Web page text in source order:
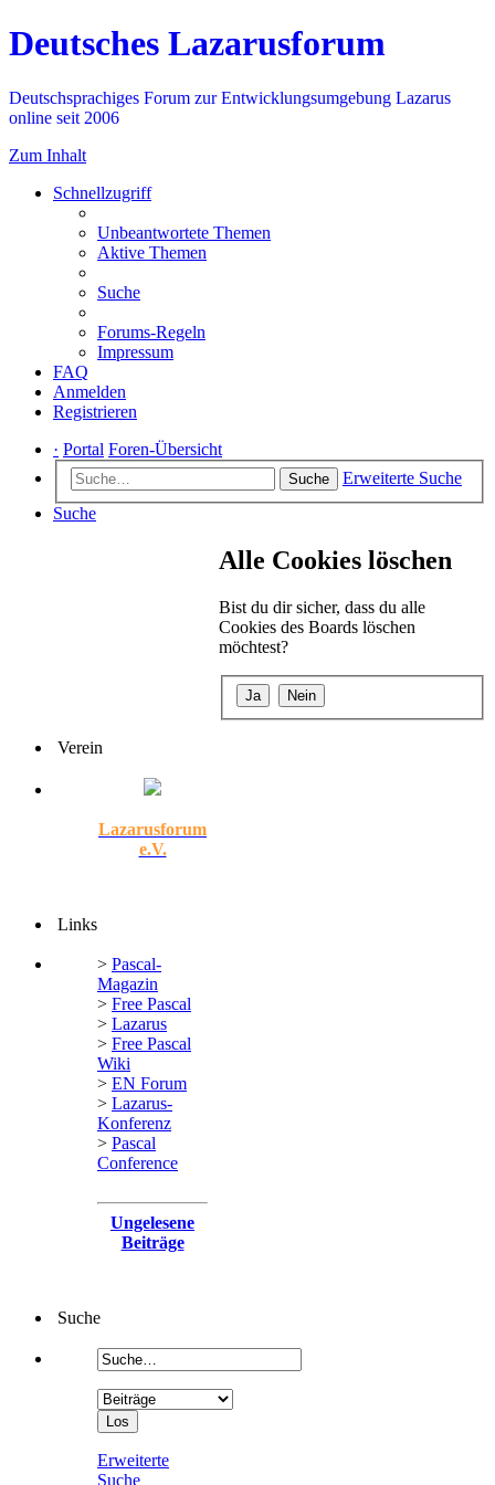
Deutsches Lazarusforum
Deutschsprachiges Forum zur Entwicklungsumgebung Lazarus
online seit 2006
Zum Inhalt
Schnellzugriff
Unbeantwortete Themen
Aktive Themen
Suche
Forums-Regeln
Impressum
FAQ
Anmelden
Registrieren
· Portal Foren-Übersicht
Suche
Erweiterte Suche
Suche
Alle Cookies löschen
Bist du dir sicher, dass du alle
Cookies des Boards löschen
möchtest?
Verein
Lazarusforum
e.V.
Links
> Pascal-
Magazin
> Free Pascal
> Lazarus
> Free Pascal
Wiki
> EN Forum
> Lazarus-
Konferenz
> Pascal
Conference
Ungelesene
Beiträge
Suche
Erweiterte
Suche